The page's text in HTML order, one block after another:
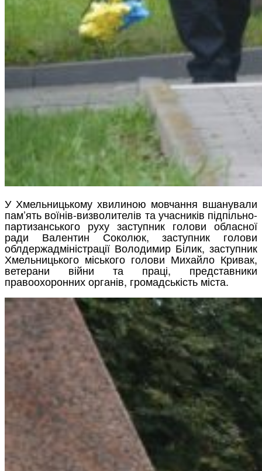
У Хмельницькому хвилиною мовчання вшанували
пам’ять воїнів-визволителів та учасників підпільно-
партизанського руху заступник голови обласної
ради Валентин Соколюк, заступник голови
облдержадміністрації Володимир Білик, заступник
Хмельницького міського голови Михайло Кривак,
ветерани війни та праці, представники
правоохоронних органів, громадськість міста.